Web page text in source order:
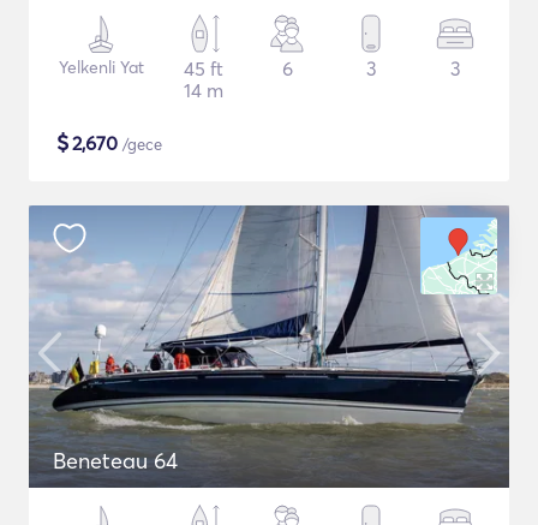
Yelkenli Yat
45 ft
14 m
6 3 3
$2,670 /gece
Beneteau 64